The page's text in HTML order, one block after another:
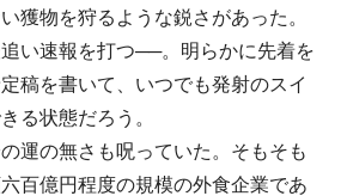
獲物を狩るような鋭さがあった。
い速報を打つ──。明らかに先着を
稿を書いて、いつでも発射のスイ
る状態だろう。
運の無さも呪っていた。そもそも
百億円程度の規模の外食企業であ